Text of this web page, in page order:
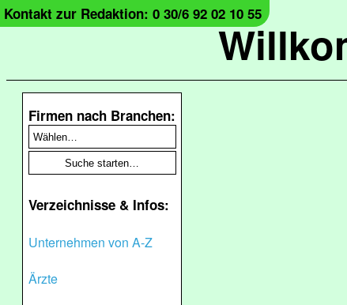
Kontakt zur Redaktion: 0 30/6 92 02 10 55
Firmen nach Branchen:
Verzeichnisse & Infos:
Unternehmen von A-Z
Ärzte